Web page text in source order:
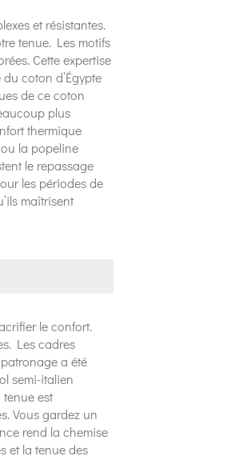
et résistantes.
tenue. Les motifs
Cette expertise
coton d’Égypte
de ce coton
plus
thermique
la popeline
le repassage
les périodes de
maîtrisent
le confort.
Les cadres
a été
semi-italien
est
Vous gardez un
rend la chemise
et la tenue des